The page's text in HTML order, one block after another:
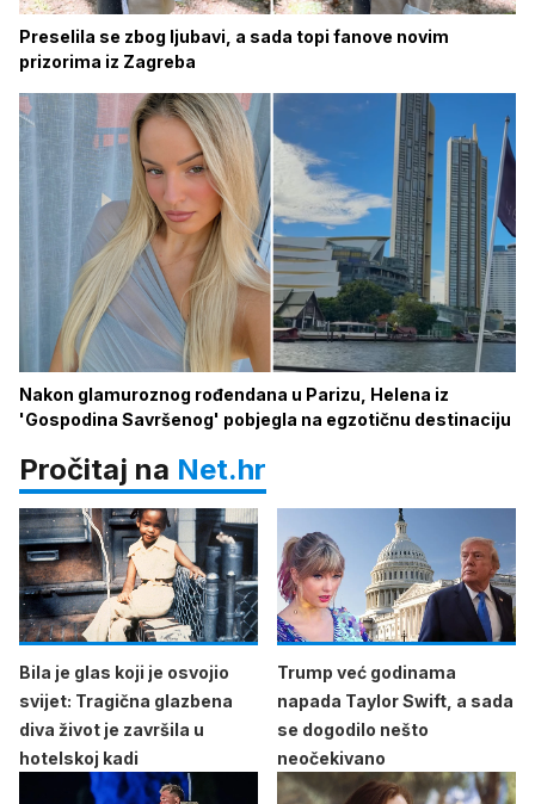
Preselila se zbog ljubavi, a sada topi fanove novim
prizorima iz Zagreba
Nakon glamuroznog rođendana u Parizu, Helena iz
'Gospodina Savršenog' pobjegla na egzotičnu destinaciju
Pročitaj na Net.hr
Bila je glas koji je osvojio
svijet: Tragična glazbena
diva život je završila u
hotelskoj kadi
Trump već godinama
napada Taylor Swift, a sada
se dogodilo nešto
neočekivano